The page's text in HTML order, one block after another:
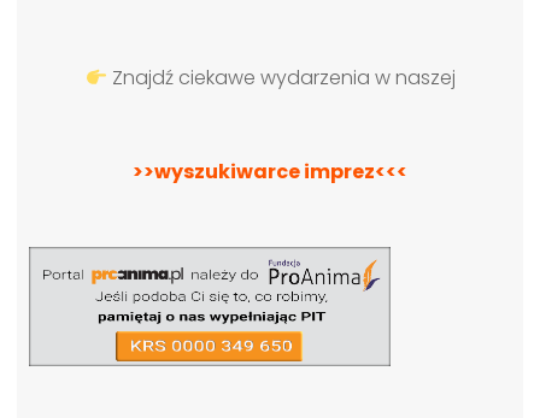
Znajdź ciekawe wydarzenia w naszej
>>wyszukiwarce imprez<<<